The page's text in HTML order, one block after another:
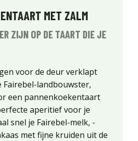
MET ZALM
ZIJN OP DE TAART DIE JE
voor de deur verklapt
Fairebel-landbouwster,
een pannenkoekentaart
aperitief voor je
snel je Fairebel-melk, -
met fijne kruiden uit de